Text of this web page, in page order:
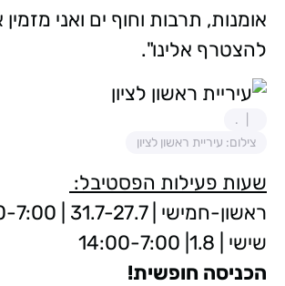
אומנות, תרבות וחוף ים ואני
להצטרף אלינו".
.
צילום: עיריית ראשון לציון
שעות פעילות הפסטיבל:
ראשון-חמישי | 31.7-27.7 | 20:00-7:00
שישי | 1.8| 14:00-7:00
הכניסה חופשית!